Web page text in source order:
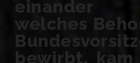
einander
welches
bewirbt, kam